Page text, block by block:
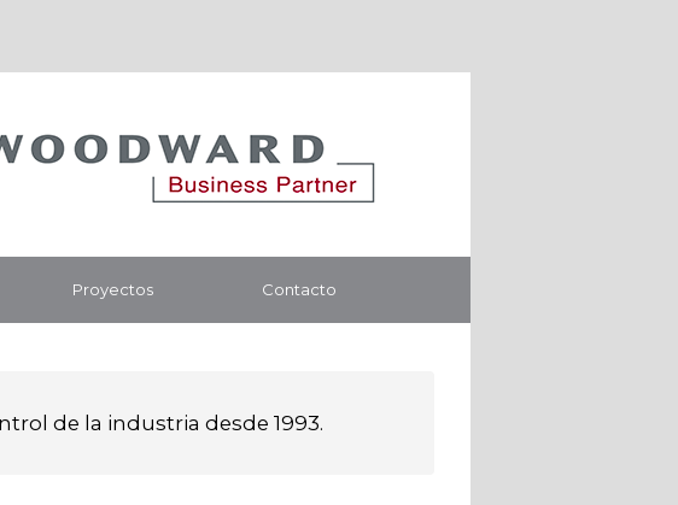
Proyectos Contacto
de la industria desde 1993.